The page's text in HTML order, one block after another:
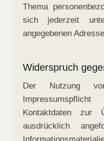
Thema
sich jederzeit
angegebenen
Widerspruch
Der Nutzung
Kontaktdaten zur
ausdrücklich